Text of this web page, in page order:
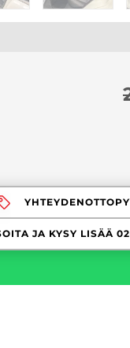
JA KYSY LISÄÄ